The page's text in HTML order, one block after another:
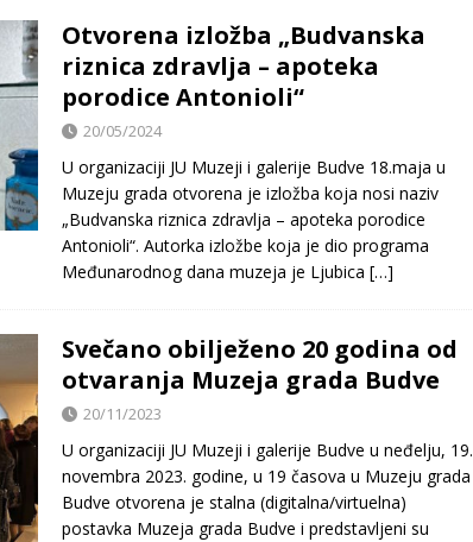
Otvorena izložba „Budvanska
riznica zdravlja – apoteka
porodice Antonioli“
20/05/2024
U organizaciji JU Muzeji i galerije Budve 18.maja u
Muzeju grada otvorena je izložba koja nosi naziv
„Budvanska riznica zdravlja – apoteka porodice
Antonioli“. Autorka izložbe koja je dio programa
Međunarodnog dana muzeja je Ljubica […]
Svečano obilježeno 20 godina od
otvaranja Muzeja grada Budve
20/11/2023
U organizaciji JU Muzeji i galerije Budve u neđelju, 19.
novembra 2023. godine, u 19 časova u Muzeju grada
Budve otvorena je stalna (digitalna/virtuelna)
postavka Muzeja grada Budve i predstavljeni su